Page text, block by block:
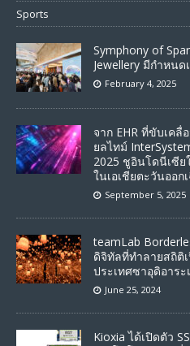
Sports
Symphony of
Jewellery มีกำหน
February 4, 2025
จาก EHR ที่ขับเค
ยลไทม์
2025 ชูอินโดนีเซี
ในเอเชียตะวันออก
September 5, 2025
teamLab
ดิจิทัลที่ทําลายสถิติ
ประเทศซาอุดิอาระ
June 25, 2024
Kioxia ได้เปิดตัว